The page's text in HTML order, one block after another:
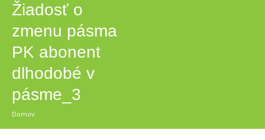
Žiadosť o
zmenu pásma
PK abonent
dlhodobé v
pásme_3
Domov